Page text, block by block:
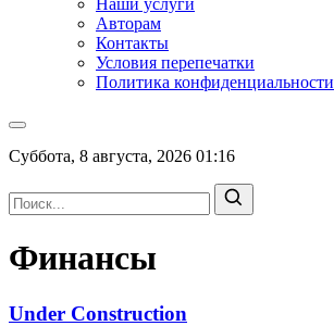
Наши услуги
Авторам
Контакты
Условия перепечатки
Политика конфиденциальности
Суббота, 8 августа, 2026 01:16
Финансы
Under Construction